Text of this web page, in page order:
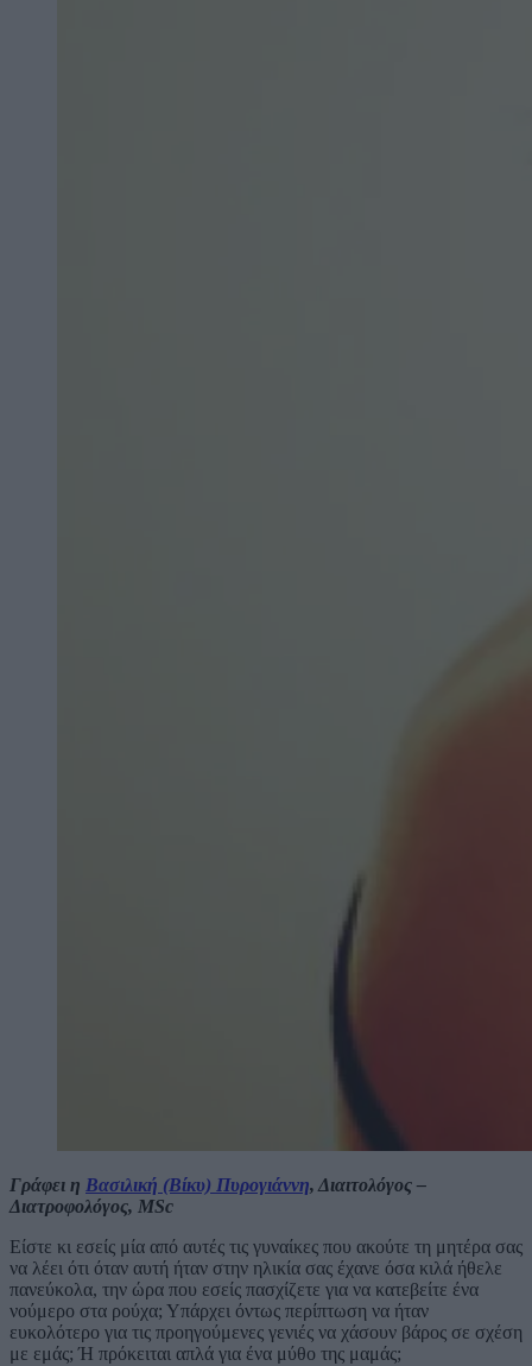
Γράφει η Βασιλική (Βίκυ) Πυρογιάννη, Διαιτολόγος –
Διατροφολόγος, MSc
Είστε κι εσείς μία από αυτές τις γυναίκες που ακούτε τη μητέρα σας
να λέει ότι όταν αυτή ήταν στην ηλικία σας έχανε όσα κιλά ήθελε
πανεύκολα, την ώρα που εσείς πασχίζετε για να κατεβείτε ένα
νούμερο στα ρούχα; Υπάρχει όντως περίπτωση να ήταν
ευκολότερο για τις προηγούμενες γενιές να χάσουν βάρος σε σχέση
με εμάς; Ή πρόκειται απλά για ένα μύθο της μαμάς;